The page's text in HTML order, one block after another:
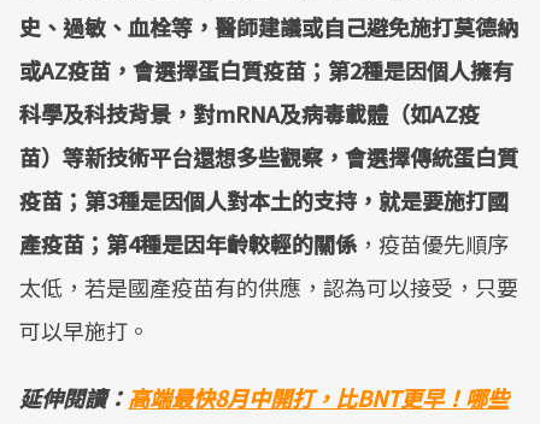
史、過敏、血栓等，醫師建議或自己避免施打莫德納
或AZ疫苗，會選擇蛋白質疫苗；第2種是因個人擁有
科學及科技背景，對mRNA及病毒載體（如AZ疫
苗）等新技術平台還想多些觀察，會選擇傳統蛋白質
疫苗；第3種是因個人對本土的支持，就是要施打國
產疫苗；第4種是因年齡較輕的關係，疫苗優先順序
太低，若是國產疫苗有的供應，認為可以接受，只要
可以早施打。
延伸閱讀：高端最快8月中開打，比BNT更早！哪些